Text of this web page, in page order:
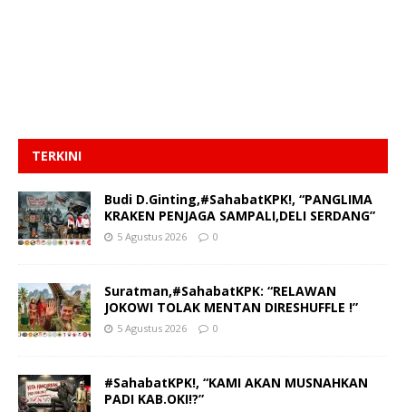
TERKINI
Budi D.Ginting,#SahabatKPK!, “PANGLIMA
KRAKEN PENJAGA SAMPALI,DELI SERDANG”
5 Agustus 2026 0
Suratman,#SahabatKPK: “RELAWAN
JOKOWI TOLAK MENTAN DIRESHUFFLE !”
5 Agustus 2026 0
#SahabatKPK!, “KAMI AKAN MUSNAHKAN
PADI KAB.OKI!?”